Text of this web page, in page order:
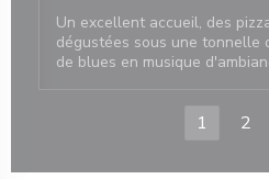
Un excellent accueil, des
dégustées sous une tonnelle
de blues en musique
1 2